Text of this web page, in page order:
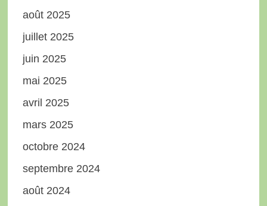
août 2025
juillet 2025
juin 2025
mai 2025
avril 2025
mars 2025
octobre 2024
septembre 2024
août 2024